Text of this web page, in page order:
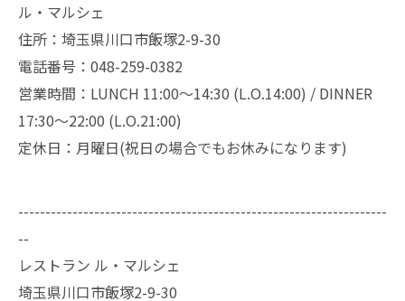
ル・マルシェ
住所：埼玉県川口市飯塚2-9-30
電話番号：048-259-0382
営業時間：LUNCH 11:00～14:30 (L.O.14:00) / DINNER
17:30～22:00 (L.O.21:00)
定休日：月曜日(祝日の場合でもお休みになります)
--------------------------------------------------------------------
--
レストラン ル・マルシェ
埼玉県川口市飯塚2-9-30